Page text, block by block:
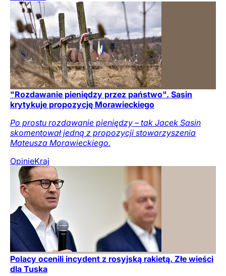
"Rozdawanie pieniędzy przez państwo". Sasin
krytykuje propozycję Morawieckiego
Po prostu rozdawanie pieniędzy – tak Jacek Sasin
skomentował jedną z propozycji stowarzyszenia
Mateusza Morawieckiego.
OpinieKraj
Polacy ocenili incydent z rosyjską rakietą. Złe wieści
dla Tuska